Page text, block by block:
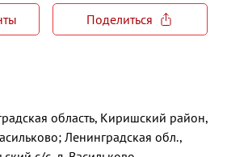
Поделиться
область, Киришский район,
Ленинградская обл.,